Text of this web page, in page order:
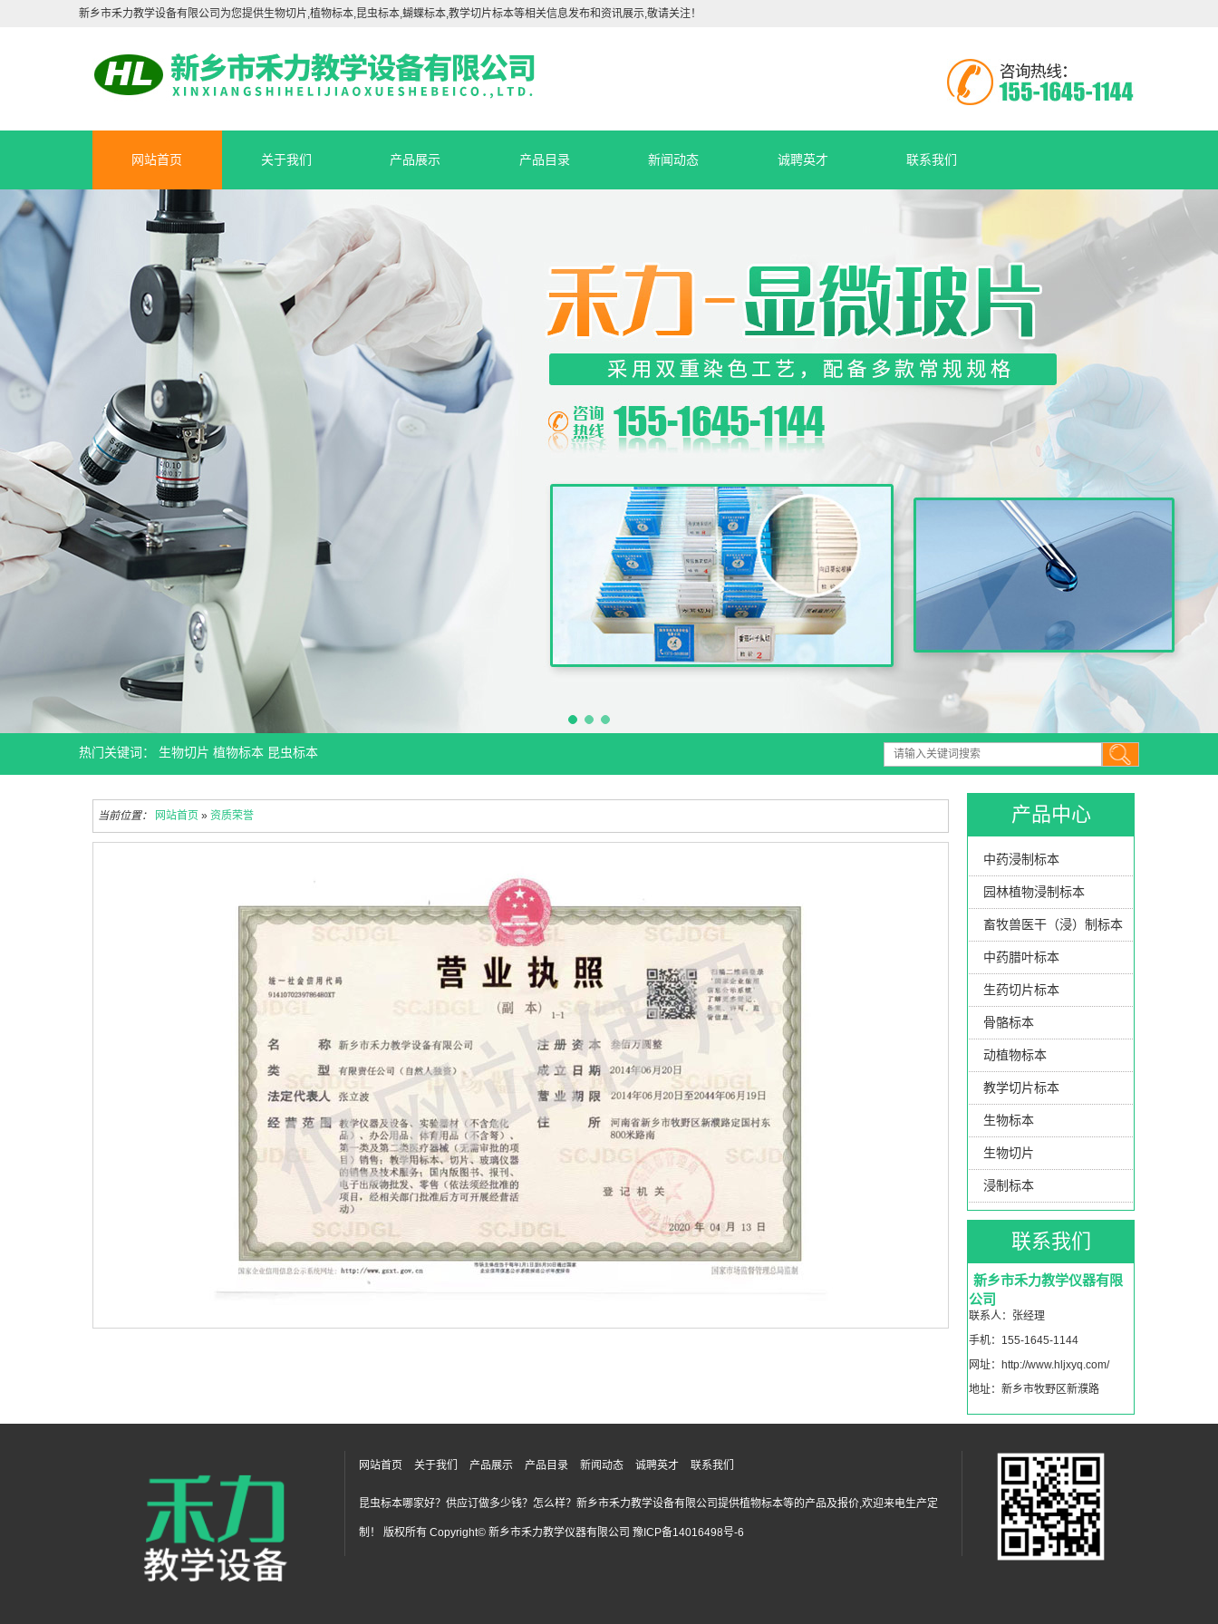
新乡市禾力教学设备有限公司为您提供生物切片,植物标本,昆虫标本,蝴蝶标本,教学切片标本等相关信息发布和资讯展示,敬请关注！
网站首页 关于我们 产品展示 产品目录 新闻动态 诚聘英才 联系我们
热门关键词： 生物切片 植物标本 昆虫标本
产品中心
中药浸制标本
园林植物浸制标本
畜牧兽医干（浸）制标本
中药腊叶标本
生药切片标本
骨骼标本
动植物标本
教学切片标本
生物标本
生物切片
浸制标本
联系我们
新乡市禾力教学仪器有限
公司
联系人：张经理
手机：155-1645-1144
网址：http://www.hljxyq.com/
地址：新乡市牧野区新濮路
当前位置： 网站首页 » 资质荣誉
网站首页 关于我们 产品展示 产品目录 新闻动态 诚聘英才 联系我们
昆虫标本哪家好？供应订做多少钱？怎么样？新乡市禾力教学设备有限公司提供植物标本等的产品及报价,欢迎来电生产定
制！ 版权所有 Copyright© 新乡市禾力教学仪器有限公司 豫ICP备14016498号-6